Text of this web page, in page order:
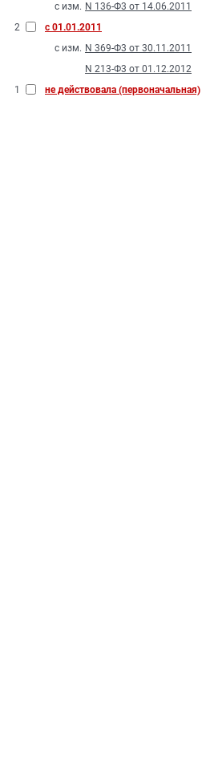
с изм. N 136-Ф3 от 14.06.2011
2
с 01.01.2011
с изм. N 369-Ф3 от 30.11.2011
N 213-Ф3 от 01.12.2012
1
не действовала (первоначальная)